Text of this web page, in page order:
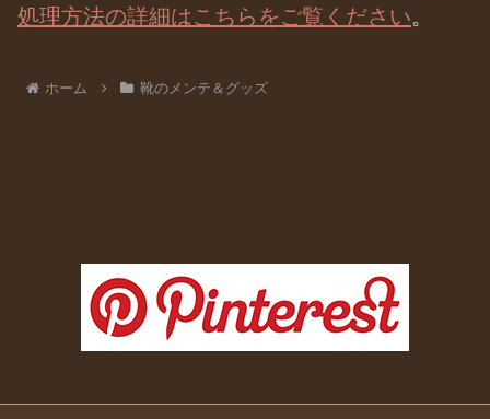
処理方法の詳細はこちらをご覧ください。
ホーム 靴のメンテ＆グッズ